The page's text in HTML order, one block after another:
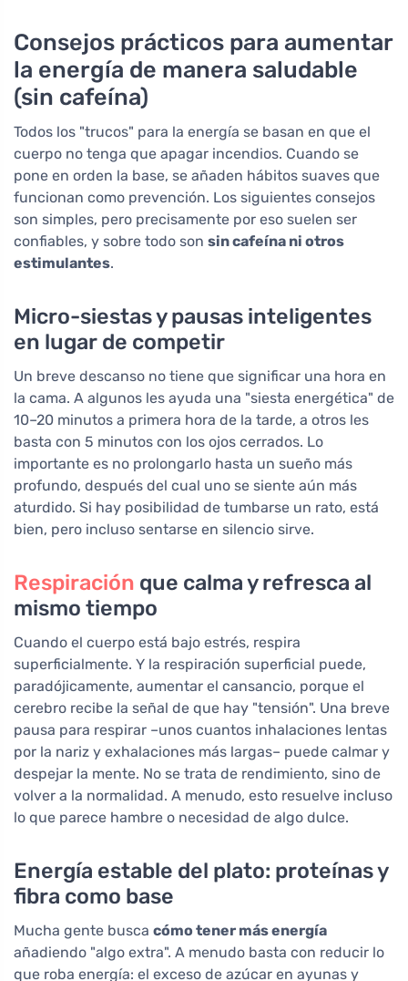
Consejos prácticos para aumentar
la energía de manera saludable
(sin cafeína)
Todos los "trucos" para la energía se basan en que el
cuerpo no tenga que apagar incendios. Cuando se
pone en orden la base, se añaden hábitos suaves que
funcionan como prevención. Los siguientes consejos
son simples, pero precisamente por eso suelen ser
confiables, y sobre todo son sin cafeína ni otros
estimulantes.
Micro-siestas y pausas inteligentes
en lugar de competir
Un breve descanso no tiene que significar una hora en
la cama. A algunos les ayuda una "siesta energética" de
10–20 minutos a primera hora de la tarde, a otros les
basta con 5 minutos con los ojos cerrados. Lo
importante es no prolongarlo hasta un sueño más
profundo, después del cual uno se siente aún más
aturdido. Si hay posibilidad de tumbarse un rato, está
bien, pero incluso sentarse en silencio sirve.
Respiración que calma y refresca al
mismo tiempo
Cuando el cuerpo está bajo estrés, respira
superficialmente. Y la respiración superficial puede,
paradójicamente, aumentar el cansancio, porque el
cerebro recibe la señal de que hay "tensión". Una breve
pausa para respirar –unos cuantos inhalaciones lentas
por la nariz y exhalaciones más largas– puede calmar y
despejar la mente. No se trata de rendimiento, sino de
volver a la normalidad. A menudo, esto resuelve incluso
lo que parece hambre o necesidad de algo dulce.
Energía estable del plato: proteínas y
fibra como base
Mucha gente busca cómo tener más energía
añadiendo "algo extra". A menudo basta con reducir lo
que roba energía: el exceso de azúcar en ayunas y